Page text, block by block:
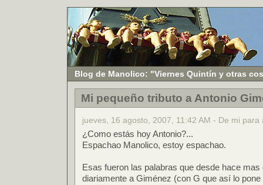
Blog de Manolico: "Viernes Quintín y otras
Mi pequeño tributo a Antonio
jueves, 16 agosto, 2007, 11:42 AM - De mi para
¿Como estás hoy Antonio?...
Espachao Manolico, estoy espachao.
Esas fueron las palabras que desde hace
diariamente a Giménez (con G que así lo